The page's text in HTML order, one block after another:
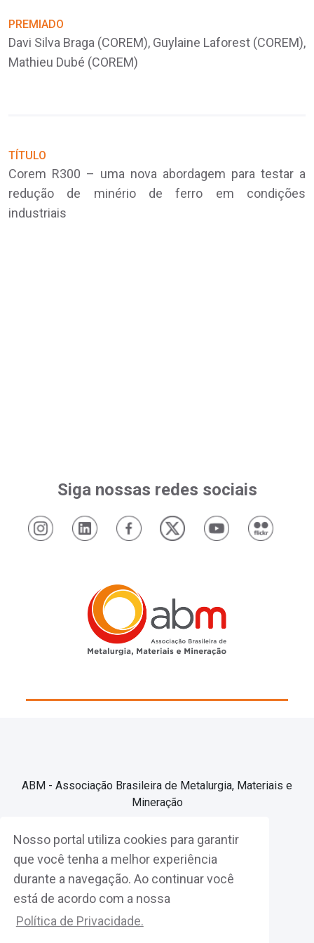
Nosso portal utiliza cookies para garantir
que você tenha a melhor experiência
durante a navegação. Ao continuar você
está de acordo com a nossa
Política de Privacidade.
PREMIADO
Davi Silva Braga (COREM), Guylaine Laforest (COREM),
Mathieu Dubé (COREM)
TÍTULO
Corem R300 – uma nova abordagem para testar a
redução de minério de ferro em condições
industriais
Siga nossas redes sociais
ABM - Associação Brasileira de Metalurgia, Materiais e
Mineração
Associe-se
Fazer Login